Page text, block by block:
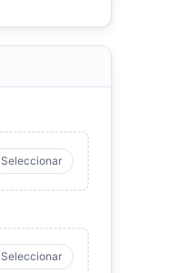
Seleccionar
Seleccionar